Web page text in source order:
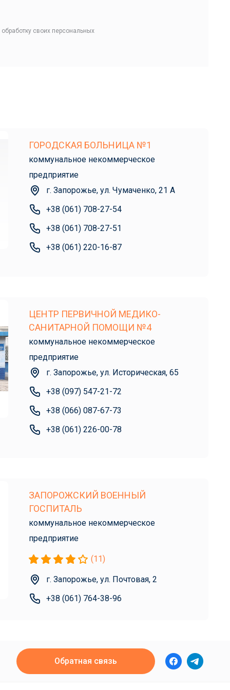
своих персональных
ГОРОДСКАЯ БОЛЬНИЦА №1
коммунальное некоммерческое
предприятие
г. Запорожье, ул. Чумаченко, 21 А
+38 (061) 708-27-54
+38 (061) 708-27-51
+38 (061) 220-16-87
ЦЕНТР ПЕРВИЧНОЙ МЕДИКО-
САНИТАРНОЙ ПОМОЩИ №4
коммунальное некоммерческое
предприятие
г. Запорожье, ул. Историческая, 65
+38 (097) 547-21-72
+38 (066) 087-67-73
+38 (061) 226-00-78
ЗАПОРОЖСКИЙ ВОЕННЫЙ
ГОСПИТАЛЬ
коммунальное некоммерческое
предприятие
(11)
г. Запорожье, ул. Почтовая, 2
+38 (061) 764-38-96
Обратная связь